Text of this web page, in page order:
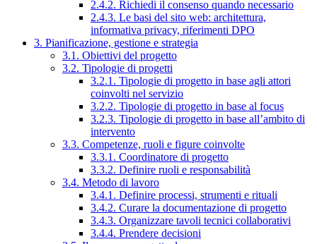
2.4.2. Richiedi il consenso quando necessario
2.4.3. Le basi del sito web: architettura,
informativa privacy, riferimenti DPO
3. Pianificazione, gestione e strategia
3.1. Obiettivi del progetto
3.2. Tipologie di progetti
3.2.1. Tipologie di progetto in base agli attori
coinvolti nel servizio
3.2.2. Tipologie di progetto in base al focus
3.2.3. Tipologie di progetto in base all’ambito di
intervento
3.3. Competenze, ruoli e figure coinvolte
3.3.1. Coordinatore di progetto
3.3.2. Definire ruoli e responsabilità
3.4. Metodo di lavoro
3.4.1. Definire processi, strumenti e rituali
3.4.2. Curare la documentazione di progetto
3.4.3. Organizzare tavoli tecnici collaborativi
3.4.4. Prendere decisioni